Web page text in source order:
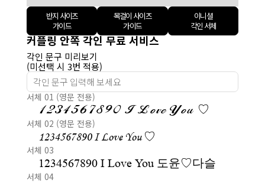
반지 사이즈
가이드
목걸이 사이즈
가이드
이니셜
각인 서체
커플링 안쪽 각인 무료 서비스
각인 문구 미리보기
(미선택 시 3번 적용)
서체 01 (영문 전용)
1234567890 I Love You ♡
서체 02 (영문 전용)
1234567890 I Love You ♡
서체 03
1234567890 I Love You 도윤♡다슬
서체 04